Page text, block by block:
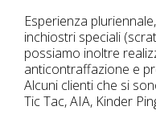
Esperienza
inchiostri speciali
possiamo inoltre
anticontraffazione e
Alcuni clienti che si
Tic Tac, AIA, Kinder